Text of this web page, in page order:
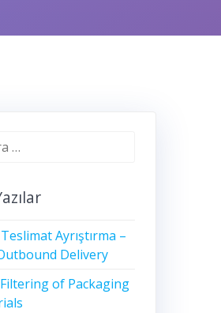
Ayrıştırma –
Delivery
of Packaging